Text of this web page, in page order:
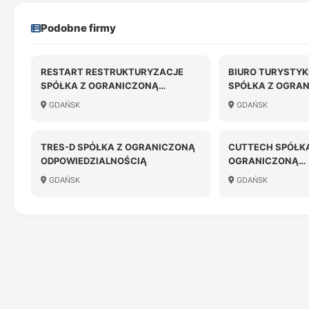
Podobne firmy
RESTART RESTRUKTURYZACJE
SPÓŁKA Z OGRANICZONĄ
ODPOWIEDZIALNOŚCIĄ
GDAŃSK
BIURO
SPÓŁKA Z
GDAŃSK
TRES-D SPÓŁKA Z OGRANICZONĄ
ODPOWIEDZIALNOŚCIĄ
GDAŃSK
CUTTECH
OGRANICZONĄ
GDAŃSK